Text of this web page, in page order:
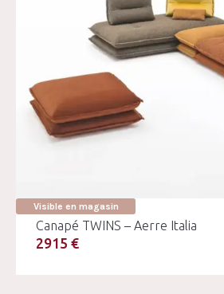
Visible en magasin
Canapé TWINS – Aerre Italia
2915 €